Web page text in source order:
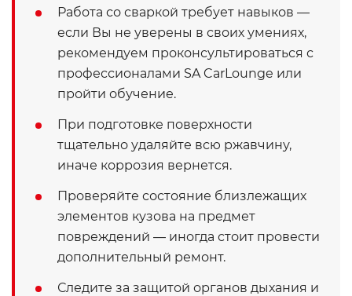
Работа со сваркой требует навыков —
если Вы не уверены в своих умениях,
рекомендуем проконсультироваться с
профессионалами SA CarLounge или
пройти обучение.
При подготовке поверхности
тщательно удаляйте всю ржавчину,
иначе коррозия вернется.
Проверяйте состояние близлежащих
элементов кузова на предмет
повреждений — иногда стоит провести
дополнительный ремонт.
Следите за защитой органов дыхания и